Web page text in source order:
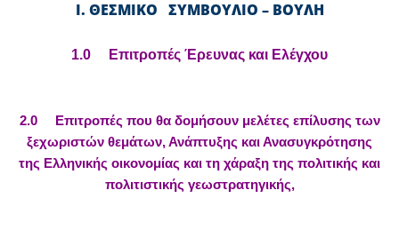
Ι. ΘΕΣΜΙΚΟ ΣΥΜΒΟΥΛΙΟ – ΒΟΥΛΗ
1.0 Επιτροπές Έρευνας και Ελέγχου
2.0 Επιτροπές που θα δομήσουν μελέτες επίλυσης των
ξεχωριστών θεμάτων, Ανάπτυξης και Ανασυγκρότησης
της Ελληνικής οικονομίας και τη χάραξη της πολιτικής και
πολιτιστικής γεωστρατηγικής,